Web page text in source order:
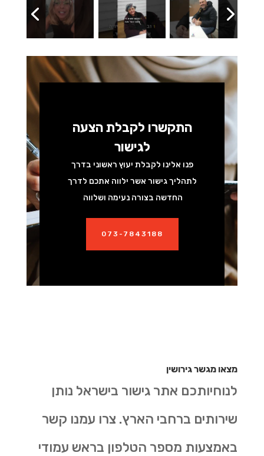
התקשרו לקבלת הצעה
לגישור
פנו אלינו לקבלת יעוץ ראשוני בדרך
לתהליך גישור אשר ילווה אתכם לדרך
החדשה בצורה נעימה ושלווה
073-7843188
מצאו מגשר גירושין
לנוחיותכם אתר גישור בישראל נותן
שירותים ברחבי הארץ. צרו עמנו קשר
באמצעות מספר הטלפון בראש עמודי